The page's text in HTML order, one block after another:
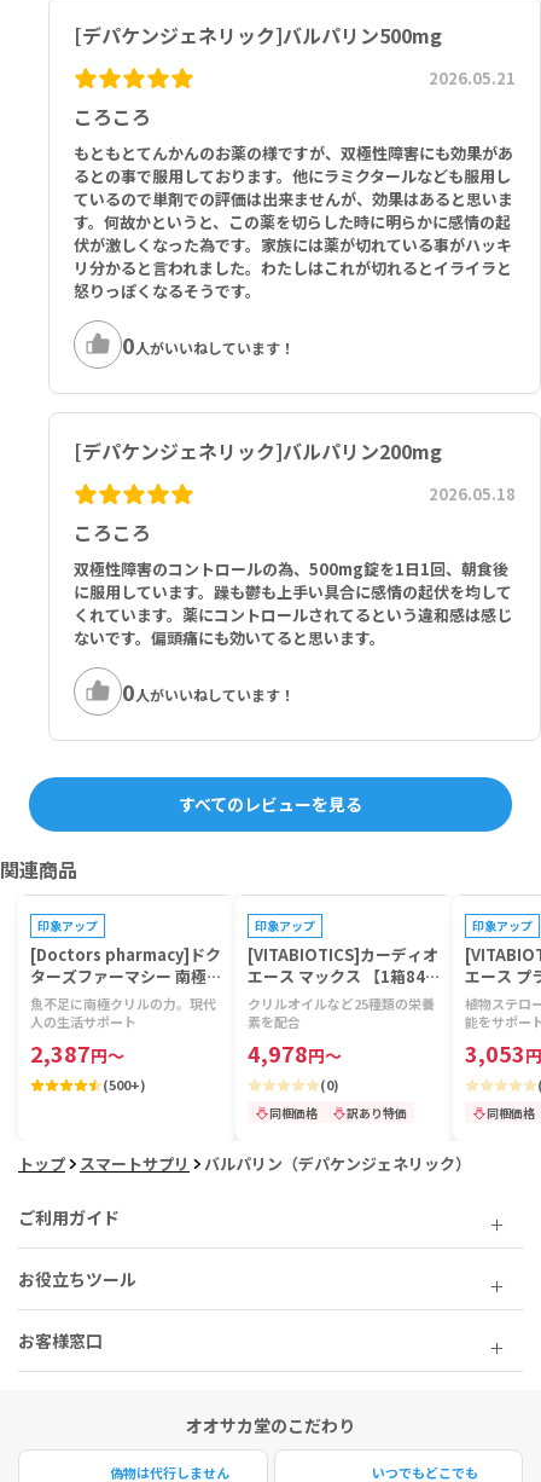
[デパケンジェネリック]バルパリン500mg
ころころ
2026.05.21
もともとてんかんのお薬の様ですが、双極性障害にも効果があ
るとの事で服用しております。他にラミクタールなども服用し
ているので単剤での評価は出来ませんが、効果はあると思いま
す。何故かというと、この薬を切らした時に明らかに感情の起
伏が激しくなった為です。家族には薬が切れている事がハッキ
リ分かると言われました。わたしはこれが切れるとイライラと
怒りっぽくなるそうです。
0人がいいねしています！
[デパケンジェネリック]バルパリン200mg
ころころ
2026.05.18
双極性障害のコントロールの為、500mg錠を1日1回、朝食後
に服用しています。躁も鬱も上手い具合に感情の起伏を均して
くれています。薬にコントロールされてるという違和感は感じ
ないです。偏頭痛にも効いてると思います。
0人がいいねしています！
すべてのレビューを見る
関連商品
印象アップ
[Doctors pharmacy]ドク
ターズファーマシー 南極ク
リルビタミン 【1袋120
粒】
魚不足に南極クリルの力。現代
人の生活サポート
2,387円～
(500+)
印象アップ
[VITABIOTICS]カーディオ
エース マックス 【1箱84カ
プセル】
クリルオイルなど25種類の栄養
素を配合
4,978円～
(0)
同梱価格 訳あり特価
印象アップ
エース プ
セル】
植物ステロ
能をサポー
3,053円
同梱価格
トップ スマートサプリ バルパリン（デパケンジェネリック）
ご利用ガイド
お役立ちツール
お客様窓口
オオサカ堂のこだわり
偽物は代行しません いつでもどこでも